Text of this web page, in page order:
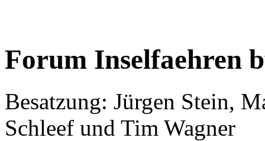
Forum Inselfaehren
Besatzung: Jürgen Stein,
Schleef und Tim Wagner